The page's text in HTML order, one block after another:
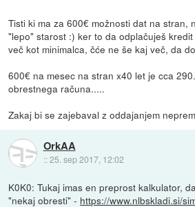
Tisti ki ma za 600€ možnosti dat na stran,
"lepo" starost :) ker to da odplačuješ
več kot minimalca, čće ne še kaj več, da
600€ na mesec na stran x40 let je cca
obrestnega računa.....
Zakaj bi se zajebaval z oddajanjem
OrkAA
::25. sep 2017, 12:02
K0K0: Tukaj imas en preprost kalkulator,
"nekaj obresti" - https://www.nlbskladi.si/